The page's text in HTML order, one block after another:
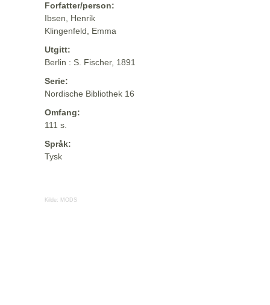
Forfatter/person:
Ibsen, Henrik
Klingenfeld, Emma
Utgitt:
Berlin : S. Fischer, 1891
Serie:
Nordische Bibliothek 16
Omfang:
111 s.
Språk:
Tysk
Kilde: MODS